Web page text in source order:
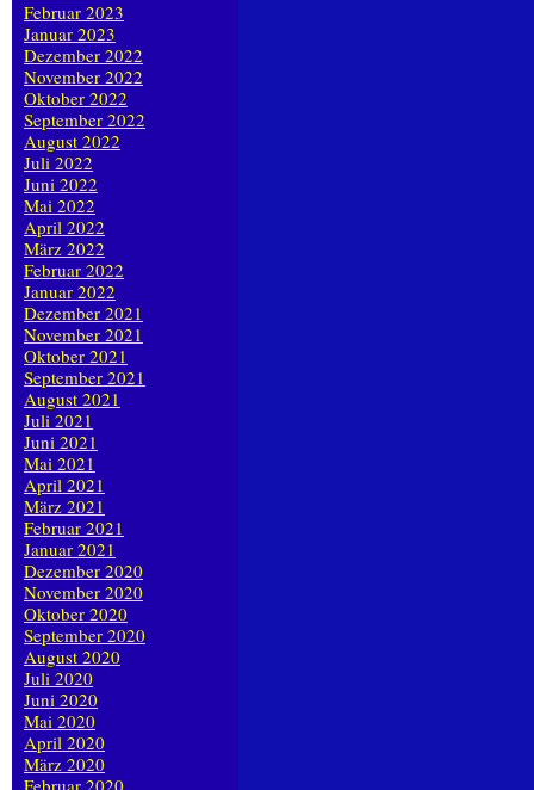
Februar 2023
Januar 2023
Dezember 2022
November 2022
Oktober 2022
September 2022
August 2022
Juli 2022
Juni 2022
Mai 2022
April 2022
März 2022
Februar 2022
Januar 2022
Dezember 2021
November 2021
Oktober 2021
September 2021
August 2021
Juli 2021
Juni 2021
Mai 2021
April 2021
März 2021
Februar 2021
Januar 2021
Dezember 2020
November 2020
Oktober 2020
September 2020
August 2020
Juli 2020
Juni 2020
Mai 2020
April 2020
März 2020
Februar 2020